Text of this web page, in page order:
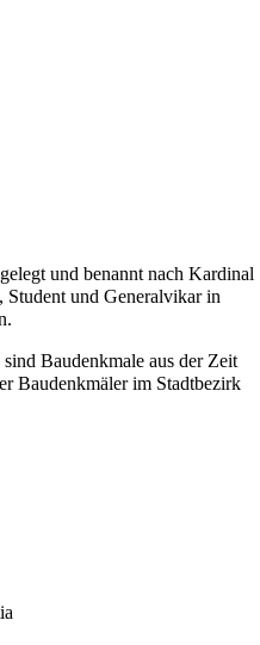
und benannt nach Kardinal
Student und Generalvikar in
sind Baudenkmale aus der Zeit
Baudenkmäler im Stadtbezirk